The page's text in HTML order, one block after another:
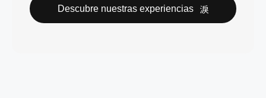
Descubre nuestras experiencias